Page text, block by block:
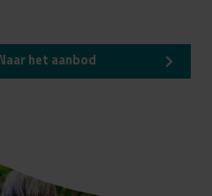
het aanbod